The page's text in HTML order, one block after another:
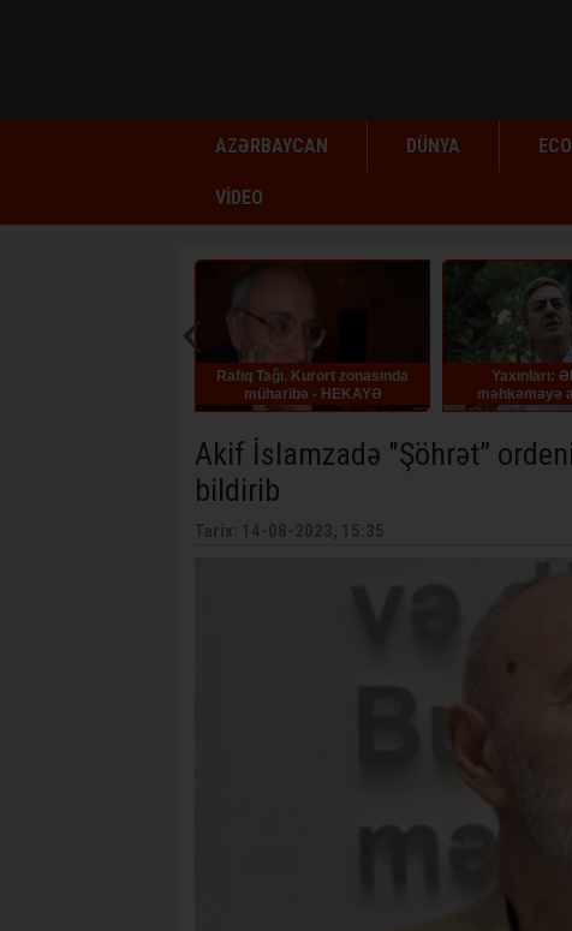
AZƏRBAYCAN DÜNYA
VİDEO
Rafiq Tağı. Kurort zonasında
müharibə - HEKAYƏ
Yaxınları: Əli Kərimli
məhkəməyə aparılarkən
huşunu itirib
Akif İslamzadə "Şöhrət”
bildirib